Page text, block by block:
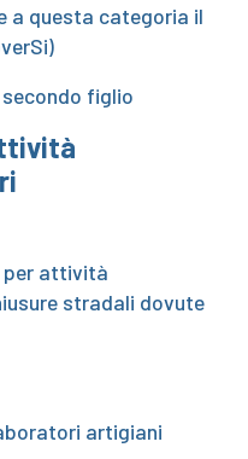
a questa categoria il
figlio
per attività
stradali dovute
artigiani